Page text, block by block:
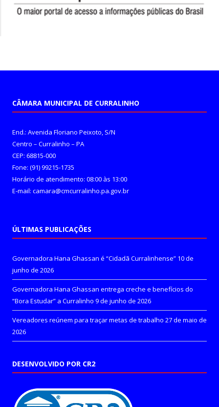
CÂMARA MUNICIPAL DE CURRALINHO
End.: Avenida Floriano Peixoto, S/N
Centro – Curralinho – PA
CEP: 68815-000
Fone: (91) 99215-1735
Horário de atendimento: 08:00 às 13:00
E-mail: camara@cmcurralinho.pa.gov.br
ÚLTIMAS PUBLICAÇÕES
Governadora Hana Ghassan é “Cidadã Curralinhense” 10 de
junho de 2026
Governadora Hana Ghassan entrega creche e benefícios do
“Bora Estudar” a Curralinho 9 de junho de 2026
Vereadores reúnem para traçar metas de trabalho 27 de maio de
2026
DESENVOLVIDO POR CR2